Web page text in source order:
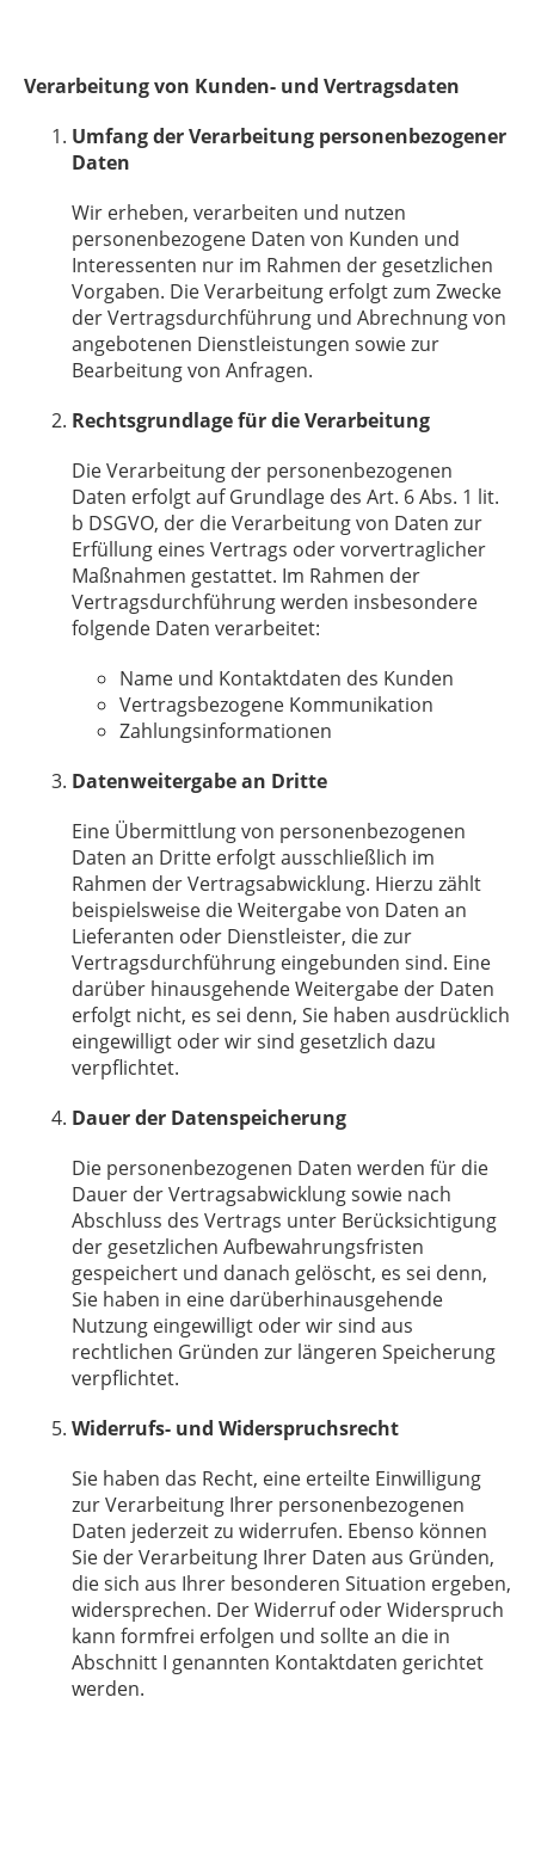
Verarbeitung von Kunden- und Vertragsdaten
Umfang der Verarbeitung personenbezogener
Daten
Wir erheben, verarbeiten und nutzen
personenbezogene Daten von Kunden und
Interessenten nur im Rahmen der gesetzlichen
Vorgaben. Die Verarbeitung erfolgt zum Zwecke
der Vertragsdurchführung und Abrechnung von
angebotenen Dienstleistungen sowie zur
Bearbeitung von Anfragen.
Rechtsgrundlage für die Verarbeitung
Die Verarbeitung der personenbezogenen
Daten erfolgt auf Grundlage des Art. 6 Abs. 1 lit.
b DSGVO, der die Verarbeitung von Daten zur
Erfüllung eines Vertrags oder vorvertraglicher
Maßnahmen gestattet. Im Rahmen der
Vertragsdurchführung werden insbesondere
folgende Daten verarbeitet:
Name und Kontaktdaten des Kunden
Vertragsbezogene Kommunikation
Zahlungsinformationen
Datenweitergabe an Dritte
Eine Übermittlung von personenbezogenen
Daten an Dritte erfolgt ausschließlich im
Rahmen der Vertragsabwicklung. Hierzu zählt
beispielsweise die Weitergabe von Daten an
Lieferanten oder Dienstleister, die zur
Vertragsdurchführung eingebunden sind. Eine
darüber hinausgehende Weitergabe der Daten
erfolgt nicht, es sei denn, Sie haben ausdrücklich
eingewilligt oder wir sind gesetzlich dazu
verpflichtet.
Dauer der Datenspeicherung
Die personenbezogenen Daten werden für die
Dauer der Vertragsabwicklung sowie nach
Abschluss des Vertrags unter Berücksichtigung
der gesetzlichen Aufbewahrungsfristen
gespeichert und danach gelöscht, es sei denn,
Sie haben in eine darüberhinausgehende
Nutzung eingewilligt oder wir sind aus
rechtlichen Gründen zur längeren Speicherung
verpflichtet.
Widerrufs- und Widerspruchsrecht
Sie haben das Recht, eine erteilte Einwilligung
zur Verarbeitung Ihrer personenbezogenen
Daten jederzeit zu widerrufen. Ebenso können
Sie der Verarbeitung Ihrer Daten aus Gründen,
die sich aus Ihrer besonderen Situation ergeben,
widersprechen. Der Widerruf oder Widerspruch
kann formfrei erfolgen und sollte an die in
Abschnitt I genannten Kontaktdaten gerichtet
werden.